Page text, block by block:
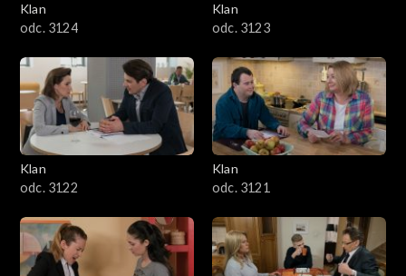
Klan
odc. 3124
Klan
odc. 3123
Klan
odc. 3122
Klan
odc. 3121